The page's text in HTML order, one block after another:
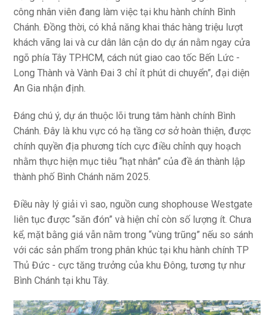
công nhân viên đang làm việc tại khu hành chính Bình
Chánh. Đồng thời, có khả năng khai thác hàng triệu lượt
khách vãng lai và cư dân lân cận do dự án nằm ngay cửa
ngõ phía Tây TP.HCM, cách nút giao cao tốc Bến Lức -
Long Thành và Vành Đai 3 chỉ ít phút di chuyển”, đại diện
An Gia nhận định.
Đáng chú ý, dự án thuộc lõi trung tâm hành chính Bình
Chánh. Đây là khu vực có hạ tầng cơ sở hoàn thiện, được
chính quyền địa phương tích cực điều chỉnh quy hoạch
nhằm thực hiện mục tiêu “hạt nhân” của đề án thành lập
thành phố Bình Chánh năm 2025.
Điều này lý giải vì sao, nguồn cung shophouse Westgate
liên tục được “săn đón” và hiện chỉ còn số lượng ít. Chưa
kể, mặt bằng giá vẫn nằm trong “vùng trũng” nếu so sánh
với các sản phẩm trong phân khúc tại khu hành chính TP
Thủ Đức - cực tăng trưởng của khu Đông, tương tự như
Bình Chánh tại khu Tây.